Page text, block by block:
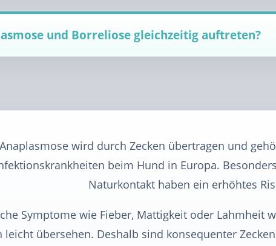
und Borreliose gleichzeitig auftreten?
Anaplasmose wird durch Zecken übertragen und
beim Hund in Europa.
Naturkontakt haben ein erhöhtes
Symptome wie Fieber, Mattigkeit oder Lahmheit
leicht übersehen. Deshalb sind konsequenter